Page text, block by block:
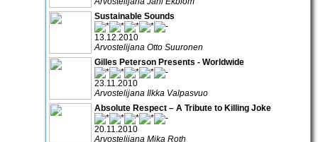
Sustainable Sounds
13.12.2010
Arvostelijana Otto Suuronen
Gilles Peterson Presents - Worldwide
23.11.2010
Arvostelijana Ilkka Valpasvuo
Absolute Respect – A Tribute to Killing Joke
20.11.2010
Arvostelijana Mika Roth